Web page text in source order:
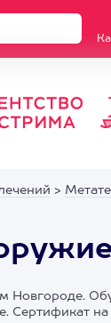
>
Сертификат